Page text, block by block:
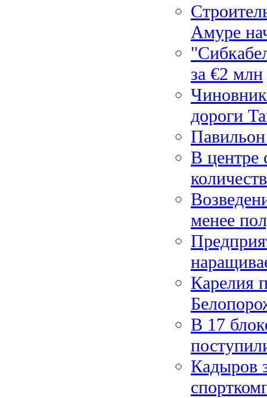
Амуре
за €2 млн
дороги
В центре
менее
Карелия
В 17
Кадыров